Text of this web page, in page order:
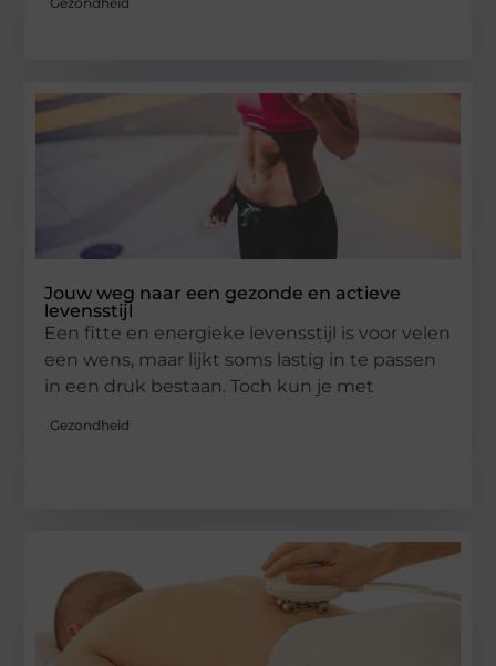
Jouw weg naar een gezonde en actieve
levensstijl
Een fitte en energieke levensstijl is voor velen
een wens, maar lijkt soms lastig in te passen
in een druk bestaan. Toch kun je met
Gezondheid